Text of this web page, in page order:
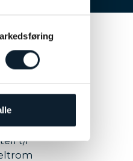
SAS
kg
t/r